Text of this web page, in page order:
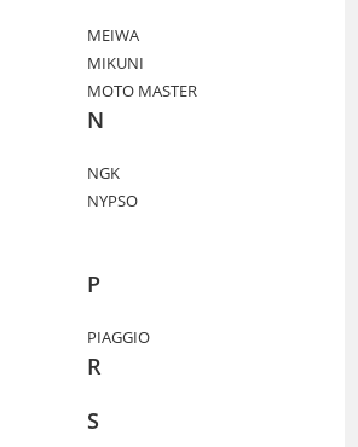
MEIWA
MIKUNI
MOTO MASTER
N
NGK
NYPSO
P
PIAGGIO
R
S